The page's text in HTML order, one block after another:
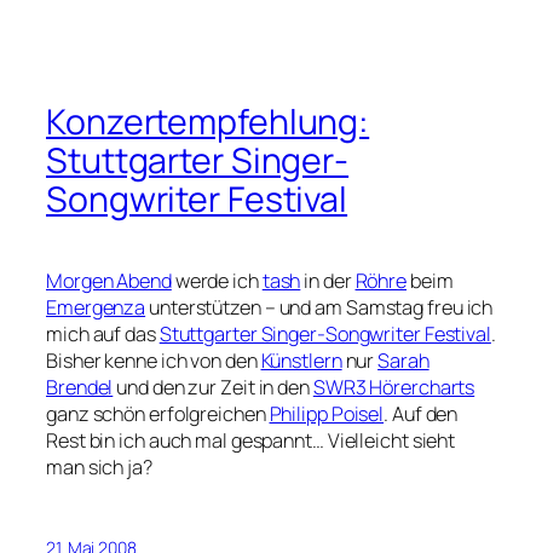
Konzertempfehlung:
Stuttgarter Singer-
Songwriter Festival
Morgen Abendwerde ichtashin derRöhrebeim
Emergenza unterstützen – und am Samstag freu ich
mich auf dasStuttgarter Singer-Songwriter Festival.
Bisher kenne ich von denKünstlernnurSarah
Brendel und den zur Zeit in denSWR3 Hörercharts
ganz schön erfolgreichenPhilipp Poisel. Auf den
Rest bin ich auch mal gespannt… Vielleicht sieht
man sich ja?
21. Mai 2008